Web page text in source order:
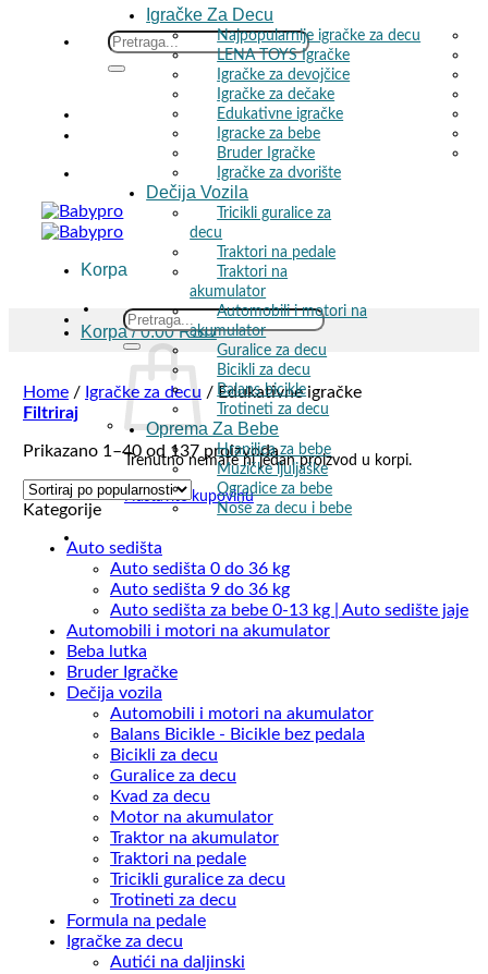
Search
🎁
Korpa
Igračke Za Decu
Najpopularnije igračke za decu
LENA TOYS Igračke
Igračke za devojčice
Igračke za dečake
Edukativne igračke
Igracke za bebe
Bruder Igračke
Igračke za dvorište
Dečija Vozila
Tricikli guralice za
decu
Traktori na pedale
Traktori na
akumulator
Automobili i motori na
akumulator
Guralice za decu
Bicikli za decu
Balans bicikle
Trotineti za decu
Oprema Za Bebe
Hranilica za bebe
Muzičke ljuljaške
Ogradice za bebe
Noše za decu i bebe
Korpa /0.00RSD
Trenutno nemate ni jedan proizvod u korpi.
Nastavite kupovinu
Search
for:
Home / Igračke za decu /Edukativne igračke
Filtriraj
Prikazano 1–40 od 137 proizvodaSorted
by
popularity
Kategorije
Auto sedišta
Auto sedišta 0 do 36 kg
Auto sedišta 9 do 36 kg
Auto sedišta za bebe 0-13 kg | Auto sedište jaje
Automobili i motori na akumulator
Beba lutka
Bruder Igračke
Dečija vozila
Automobili i motori na akumulator
Balans Bicikle - Bicikle bez pedala
Bicikli za decu
Guralice za decu
Kvad za decu
Motor na akumulator
Traktor na akumulator
Traktori na pedale
Tricikli guralice za decu
Trotineti za decu
Formula na pedale
Igračke za decu
Autići na daljinski